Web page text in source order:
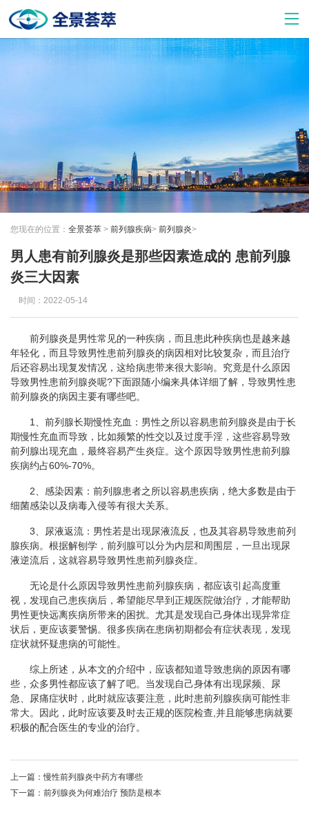
您现在的位置： 全景荟萃 > 前列腺疾病> 前列腺炎>
男人患有前列腺炎是那些因素造成的 患前列腺
炎三大因素
时间：2022-05-14
前列腺炎是男性常见的一种疾病，而且患此种疾病也是越来越
年轻化，而且导致男性患前列腺炎的病因相对比较复杂，而且治疗
后还容易出现复发情况，这给病患带来很大影响。究竟是什么原因
导致男性患前列腺炎呢?下面跟随小编来具体详细了解，导致男性患
前列腺炎的病因主要有哪些吧。
1、前列腺长期慢性充血：男性之所以容易患前列腺炎是由于长
期慢性充血而导致，比如频繁的性交以及过度手淫，这些容易导致
前列腺出现充血，最终容易产生炎症。这个原因导致男性患前列腺
疾病约占60%-70%。
2、感染因素：前列腺患者之所以容易患疾病，绝大多数是由于
细菌感染以及病毒入侵等有很大关系。
3、尿液返流：男性若是出现尿液流反，也及其容易导致患前列
腺疾病。根据解刨学，前列腺可以分为内层和周围层，一旦出现尿
液逆流后，这就容易导致男性患前列腺炎症。
无论是什么原因导致男性患前列腺疾病，都应该引起高度重
视，发现自己患疾病后，希望能尽早到正规医院做治疗，才能帮助
男性更快远离疾病所带来的困扰。尤其是发现自己身体出现异常症
状后，更应该要警惕。很多疾病在患病初期都会有症状表现，发现
症状就怀疑患病的可能性。
综上所述，从本文的介绍中，应该都知道导致患病的原因有哪
些，众多男性都应该了解了吧。当发现自己身体有出现尿频、尿
急、尿痛症状时，此时就应该要注意，此时患前列腺疾病可能性非
常大。因此，此时应该要及时去正规的医院检查,并且能够患病就要
积极的配合医生的专业的治疗。
上一篇：慢性前列腺炎中药方有哪些
下一篇： 前列腺炎为何难治疗 预防是根本